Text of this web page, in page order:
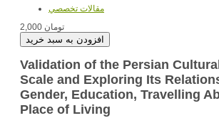
مقالات تخصصي
2,000 تومان
Validation of the Persian
Scale and Exploring Its
Gender, Education, Travelling
Place of Living